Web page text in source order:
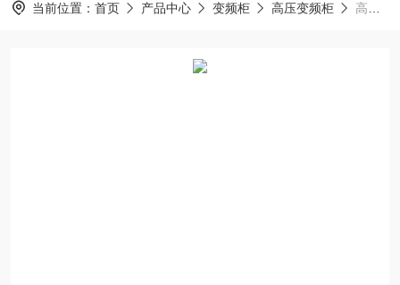
当前位置： 首页 产品中心 变频柜 高压变频柜 高压变频柜MVF20CC680NN